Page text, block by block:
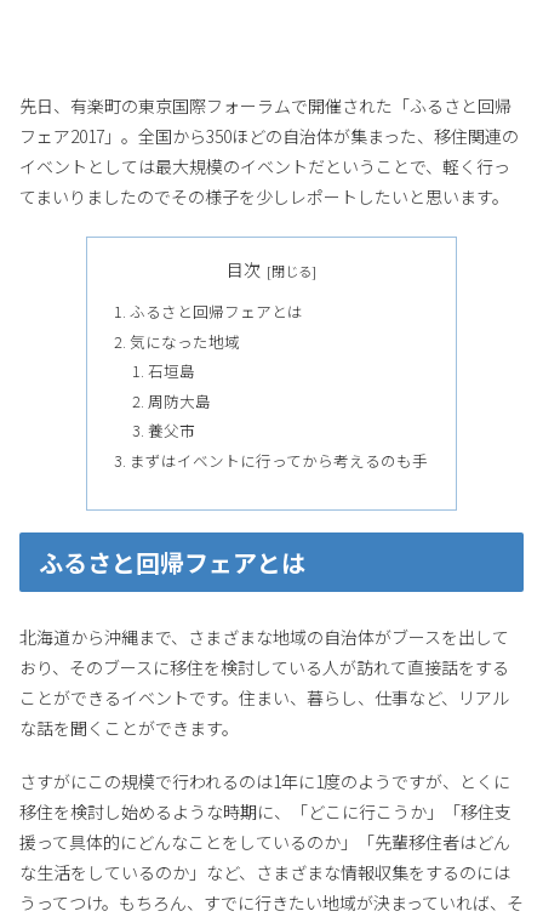
先日、有楽町の東京国際フォーラムで開催された「ふるさと回帰
フェア2017」。全国から350ほどの自治体が集まった、移住関連の
イベントとしては最大規模のイベントだということで、軽く行っ
てまいりましたのでその様子を少しレポートしたいと思います。
目次
ふるさと回帰フェアとは
気になった地域
石垣島
周防大島
養父市
まずはイベントに行ってから考えるのも手
ふるさと回帰フェアとは
北海道から沖縄まで、さまざまな地域の自治体がブースを出して
おり、そのブースに移住を検討している人が訪れて直接話をする
ことができるイベントです。住まい、暮らし、仕事など、リアル
な話を聞くことができます。
さすがにこの規模で行われるのは1年に1度のようですが、とくに
移住を検討し始めるような時期に、「どこに行こうか」「移住支
援って具体的にどんなことをしているのか」「先輩移住者はどん
な生活をしているのか」など、さまざまな情報収集をするのには
うってつけ。もちろん、すでに行きたい地域が決まっていれば、そ